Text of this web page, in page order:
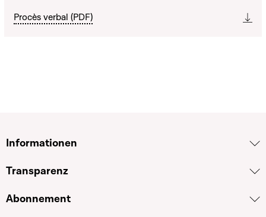
Procès verbal (PDF)
Informationen
Transparenz
Abonnement